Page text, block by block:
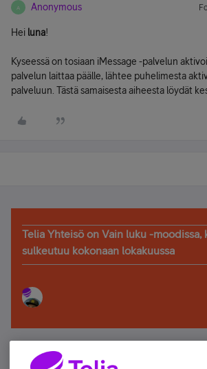
A Anonymous
Hei luna!
Kyseessä on tosiaan iMessage -palvelun
palvelun laittaa päälle, lähtee puhelimesta
palveluun. Tästä samaisesta aiheesta löydät
Telia Yhteisö on Vain luku -moodissa,
sulkeutuu kokonaan lokakuussa